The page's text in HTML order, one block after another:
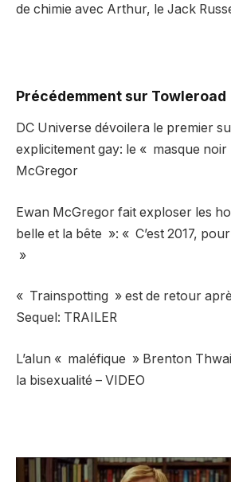
de chimie avec Arthur, le Jack
Précédemment sur Towleroad
DC Universe dévoilera le premier
explicitement gay: le « masque noir
McGregor
Ewan McGregor fait exploser les
belle et la bête »: « C’est 2017,
»
« Trainspotting » est de retour
Sequel: TRAILER
L’alun « maléfique » Brenton
la bisexualité – VIDEO